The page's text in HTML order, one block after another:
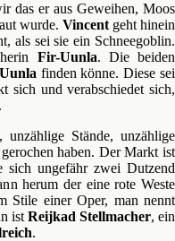
das er aus Geweihen, Moos
wurde. Vincent geht hinein
als sei sie ein Schneegoblin.
Fir-Uunla. Die beiden
finden könne. Diese sei
sich und verabschiedet sich,
Stände, unzählige
haben. Der Markt ist
sich ungefähr zwei Dutzend
herum der eine rote Weste
Stile einer Oper, man nennt
ist Reijkad Stellmacher, ein
.